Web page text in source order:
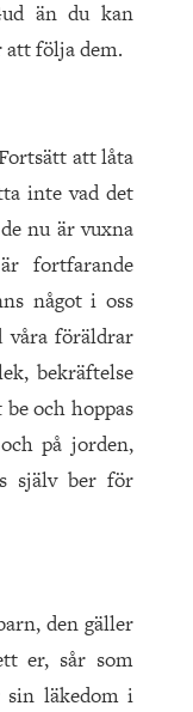
än du kan
följa dem.
att låta
inte vad det
nu är vuxna
fortfarande
något i oss
våra föräldrar
bekräftelse
och hoppas
på jorden,
själv ber för
den gäller
er, sår som
sin läkedom i